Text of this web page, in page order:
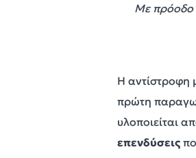
Με πρόοδο
Η αντίστροφη
πρώτη
υλοποιείται
επενδύσεις